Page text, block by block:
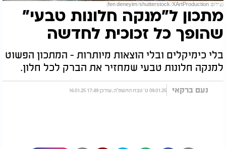
(צילום: fen deneyim/shutterstock/XArtProduction)
מתכון ל"מנקה חלונות טבעי"
שהופך כל זכוכית לחדשה
בלי כימיקלים ובלי הוצאות מיותרות - המתכון הפשוט
למנקה חלונות טבעי שמחזיר את הברק לכל חלון.
נעם ברקאי 09.01.25 ט' טבת התשפ"ה, עודכן 17:49 16.01.25